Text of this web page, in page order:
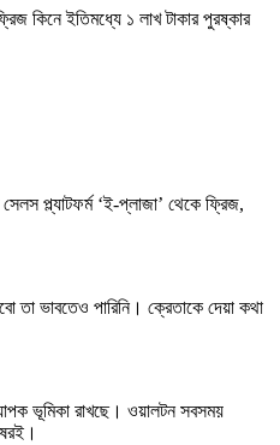
কিনে ইতিমধ্যে ১ লাখ টাকার পুরষ্কার
প্ল্যাটফর্ম ‘ই-প্লাজা’ থেকে ফ্রিজ,
তা ভাবতেও পারিনি। ক্রেতাকে দেয়া কথা
ভূমিকা রাখছে। ওয়ালটন সবসময়